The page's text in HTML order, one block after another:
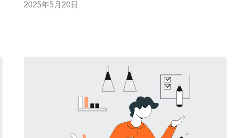
服务器将被命名为“亚洲之光”。这个名称寓意着新加坡在亚
2025年5月20日